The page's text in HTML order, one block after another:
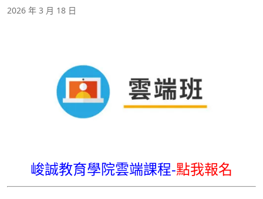
2026 年 3 月 18 日
峻誠教育學院雲端課程-點我報名